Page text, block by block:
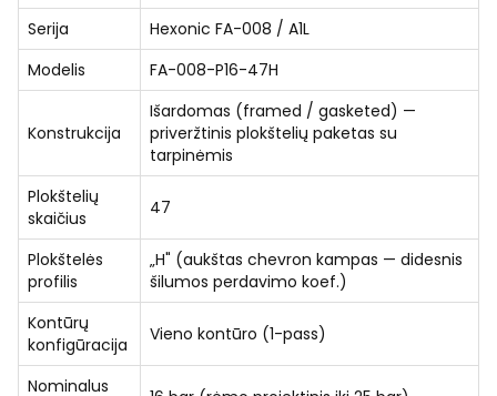
Serija
Hexonic FA-008 / A1L
Modelis
FA-008-P16-47H
Konstrukcija
Išardomas (framed / gasketed) —
priveržtinis plokštelių paketas su
tarpinėmis
Plokštelių
skaičius
47
Plokštelės
profilis
„H" (aukštas chevron kampas — didesnis
šilumos perdavimo koef.)
Kontūrų
konfigūracija
Vieno kontūro (1-pass)
Nominalus